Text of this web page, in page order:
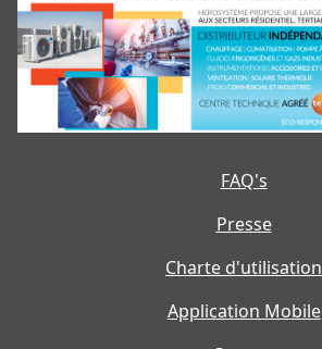
FAQ's
Presse
Charte d'utilisation
Application Mobile